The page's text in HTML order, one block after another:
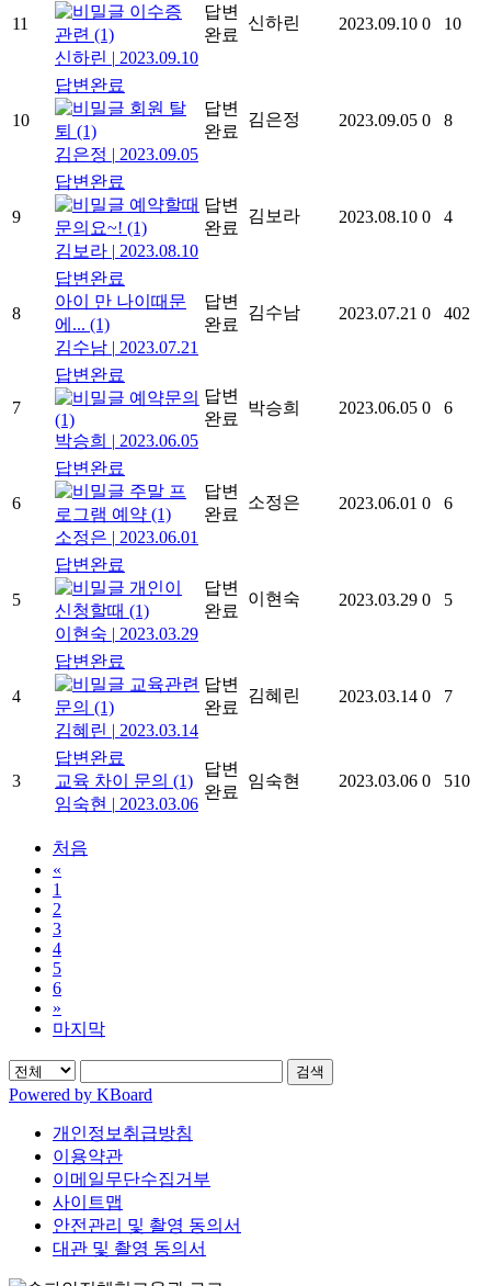
11
이수증
관련 (1)
신하린 | 2023.09.10
답변
완료
신하린 2023.09.10 0 10
10
답변완료
회원 탈
퇴 (1)
김은정 | 2023.09.05
답변
완료
김은정 2023.09.05 0 8
9
답변완료
예약할때
문의요~! (1)
김보라 | 2023.08.10
답변
완료
김보라 2023.08.10 0 4
8
답변완료
아이 만 나이때문
에... (1)
김수남 | 2023.07.21
답변
완료
김수남 2023.07.21 0 402
7
답변완료
예약문의
(1)
박승희 | 2023.06.05
답변
완료
박승희 2023.06.05 0 6
6
답변완료
주말 프
로그램 예약 (1)
소정은 | 2023.06.01
답변
완료
소정은 2023.06.01 0 6
5
답변완료
개인이
신청할때 (1)
이현숙 | 2023.03.29
답변
완료
이현숙 2023.03.29 0 5
4
답변완료
교육관련
문의 (1)
김혜린 | 2023.03.14
답변
완료
김혜린 2023.03.14 0 7
3
답변완료
교육 차이 문의 (1)
임숙현 | 2023.03.06
답변
완료
임숙현 2023.03.06 0 510
처음
«
1
2
3
4
5
6
»
마지막
검색
Powered by KBoard
개인정보취급방침
이용약관
이메일무단수집거부
사이트맵
안전관리 및 촬영 동의서
대관 및 촬영 동의서